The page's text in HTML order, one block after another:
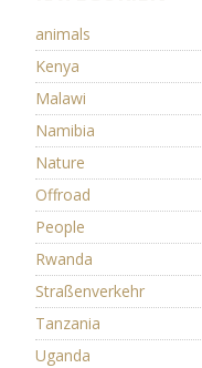
animals
Kenya
Malawi
Namibia
Nature
Offroad
People
Rwanda
Straßenverkehr
Tanzania
Uganda